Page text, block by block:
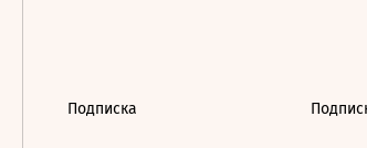
Подписка